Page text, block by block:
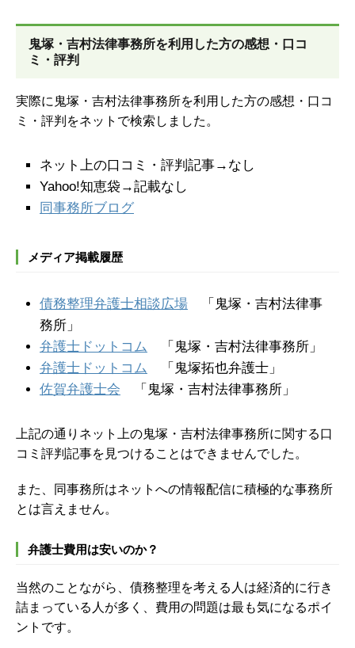
鬼塚・吉村法律事務所を利用した方の感想・口コ
ミ・評判
実際に鬼塚・吉村法律事務所を利用した方の感想・口コ
ミ・評判をネットで検索しました。
ネット上の口コミ・評判記事→なし
Yahoo!知恵袋→記載なし
同事務所ブログ
メディア掲載履歴
債務整理弁護士相談広場 「鬼塚・吉村法律事
務所」
弁護士ドットコム 「鬼塚・吉村法律事務所」
弁護士ドットコム 「鬼塚拓也弁護士」
佐賀弁護士会 「鬼塚・吉村法律事務所」
上記の通りネット上の鬼塚・吉村法律事務所に関する口
コミ評判記事を見つけることはできませんでした。
また、同事務所はネットへの情報配信に積極的な事務所
とは言えません。
弁護士費用は安いのか？
当然のことながら、債務整理を考える人は経済的に行き
詰まっている人が多く、費用の問題は最も気になるポイ
ントです。